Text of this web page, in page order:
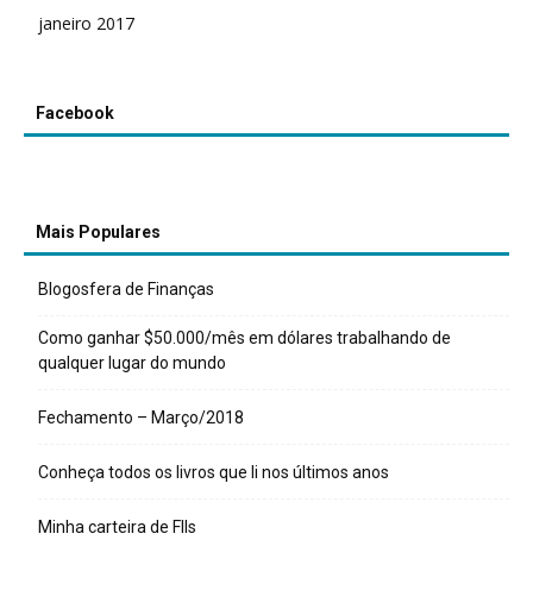
janeiro 2017
Facebook
Mais Populares
Blogosfera de Finanças
Como ganhar $50.000/mês em dólares trabalhando de
qualquer lugar do mundo
Fechamento – Março/2018
Conheça todos os livros que li nos últimos anos
Minha carteira de FIIs